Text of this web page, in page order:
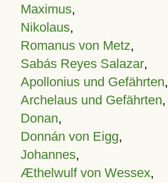
Maximus,
Nikolaus,
Romanus von Metz,
Sabás Reyes Salazar,
Apollonius und Gefährten,
Archelaus und Gefährten,
Donan,
Donnán von Eigg,
Johannes,
Æthelwulf von Wessex,